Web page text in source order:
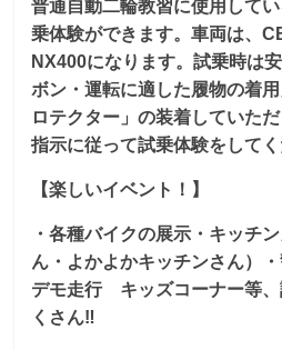
普通自動二輪教習に使用して
乗体験ができます。車両は、
NX400になります。試乗時は
ボン・運転に適した履物の着用
ロテクター」の装着していた
指示に従って試乗体験をしてく
【楽しいイベント！】
・各種バイクの展示・キッチ
ん・よかよかキッチンさん）
デモ走行 キッズコーナー等、
くさん‼